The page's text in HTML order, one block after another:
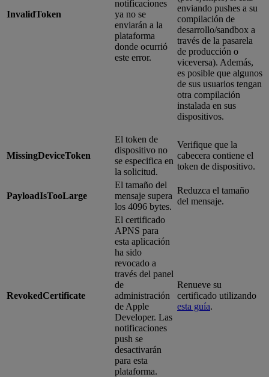
InvalidToken
notificaciones
ya no se
enviarán a la
plataforma
donde ocurrió
este error.
enviando pushes a su
compilación de
desarrollo/sandbox a
través de la pasarela
de producción o
viceversa). Además,
es posible que algunos
de sus usuarios tengan
otra compilación
instalada en sus
dispositivos.
MissingDeviceToken
El token de
dispositivo no
se especifica en
la solicitud.
Verifique que la
cabecera contiene el
token de dispositivo.
PayloadIsTooLarge
El tamaño del
mensaje supera
los 4096 bytes.
Reduzca el tamaño
del mensaje.
RevokedCertificate
El certificado
APNS para
esta aplicación
ha sido
revocado a
través del panel
de
administración
de Apple
Developer. Las
notificaciones
push se
desactivarán
para esta
plataforma.
Renueve su
certificado utilizando
esta guía.